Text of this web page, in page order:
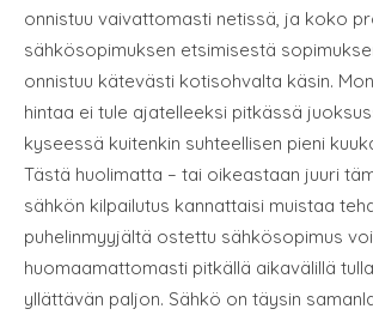
onnistuu vaivattomasti netissä, ja koko
sähkösopimuksen etsimisestä
onnistuu kätevästi kotisohvalta käsin.
hintaa ei tule ajatelleeksi pitkässä
kyseessä kuitenkin suhteellisen pieni
Tästä huolimatta – tai oikeastaan juuri
sähkön kilpailutus kannattaisi muistaa
puhelinmyyjältä ostettu sähkösopimus
huomaamattomasti pitkällä aikavälillä
yllättävän paljon. Sähkö on täysin